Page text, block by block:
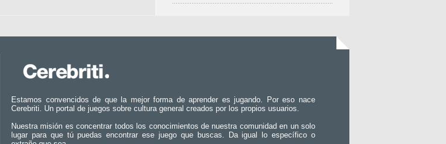
Estamos convencidos de que la mejor forma de aprender es jugando. Por eso nace
Cerebriti. Un portal de juegos sobre cultura general creados por los propios usuarios.
Nuestra misión es concentrar todos los conocimientos de nuestra comunidad en un solo
lugar para que tú puedas encontrar ese juego que buscas. Da igual lo específico o